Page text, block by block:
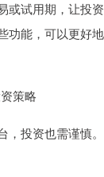
或试用期，让投
功能，可以更好
策略
，投资也需谨慎